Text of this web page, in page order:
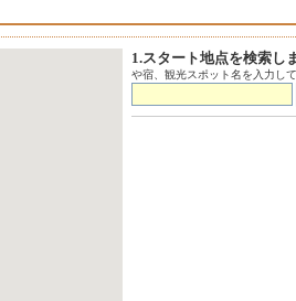
1.スタート地点を検索し
や宿、観光スポット名を入力し